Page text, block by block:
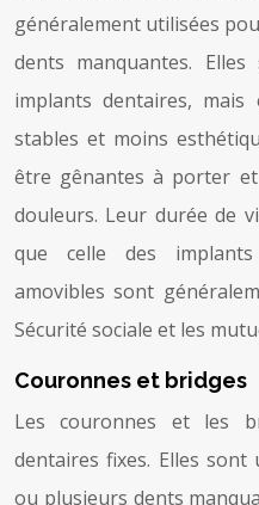
généralement utilisées
dents manquantes.
implants dentaires,
stables et moins
être gênantes à porter
douleurs. Leur durée de
que celle des
amovibles sont
Sécurité sociale et les
Couronnes et bridges
Les couronnes et les
dentaires fixes. Elles
ou plusieurs dents